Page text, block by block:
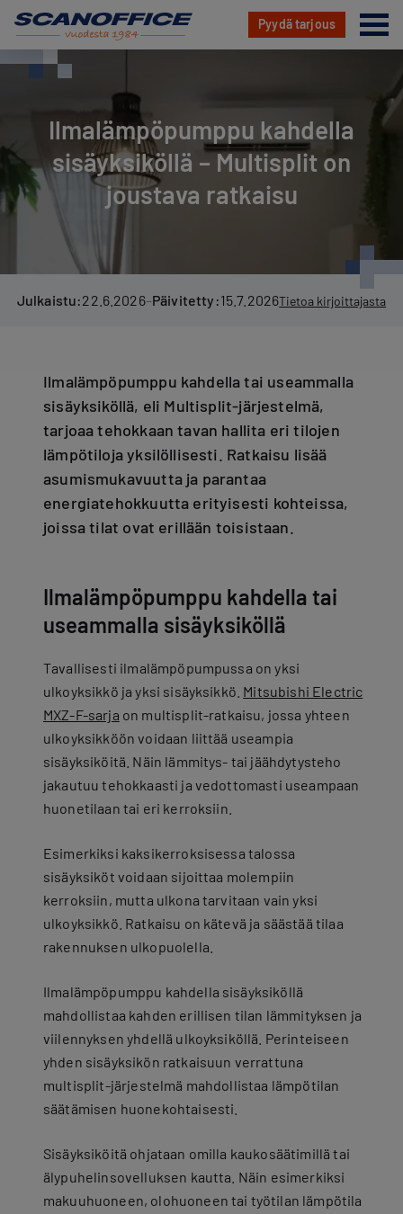
Pyydä tarjous
Ilmalämpöpumppu kahdella
sisäyksiköllä – Multisplit on
joustava ratkaisu
Julkaistu:22.6.2026–Päivitetty:15.7.2026Tietoa kirjoittajasta
Ilmalämpöpumppu kahdella tai useammalla
sisäyksiköllä, eli Multisplit-järjestelmä,
tarjoaa tehokkaan tavan hallita eri tilojen
lämpötiloja yksilöllisesti. Ratkaisu lisää
asumismukavuutta ja parantaa
energiatehokkuutta erityisesti kohteissa,
joissa tilat ovat erillään toisistaan.
Ilmalämpöpumppu kahdella tai
useammalla sisäyksiköllä
Tavallisesti ilmalämpöpumpussa on yksi
ulkoyksikkö ja yksi sisäyksikkö. Mitsubishi Electric
MXZ-F-sarja on multisplit-ratkaisu, jossa yhteen
ulkoyksikköön voidaan liittää useampia
sisäyksiköitä. Näin lämmitys- tai jäähdytysteho
jakautuu tehokkaasti ja vedottomasti useampaan
huonetilaan tai eri kerroksiin.
Esimerkiksi kaksikerroksisessa talossa
sisäyksiköt voidaan sijoittaa molempiin
kerroksiin, mutta ulkona tarvitaan vain yksi
ulkoyksikkö. Ratkaisu on kätevä ja säästää tilaa
rakennuksen ulkopuolella.
Ilmalämpöpumppu kahdella sisäyksiköllä
mahdollistaa kahden erillisen tilan lämmityksen ja
viilennyksen yhdellä ulkoyksiköllä. Perinteiseen
yhden sisäyksikön ratkaisuun verrattuna
multisplit-järjestelmä mahdollistaa lämpötilan
säätämisen huonekohtaisesti.
Sisäyksiköitä ohjataan omilla kaukosäätimillä tai
älypuhelinsovelluksen kautta. Näin esimerkiksi
makuuhuoneen, olohuoneen tai työtilan lämpötila